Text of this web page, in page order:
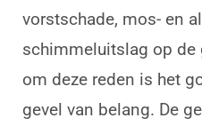
vorstschade, mos- en
schimmeluitslag op de
om deze reden is het
gevel van belang. De